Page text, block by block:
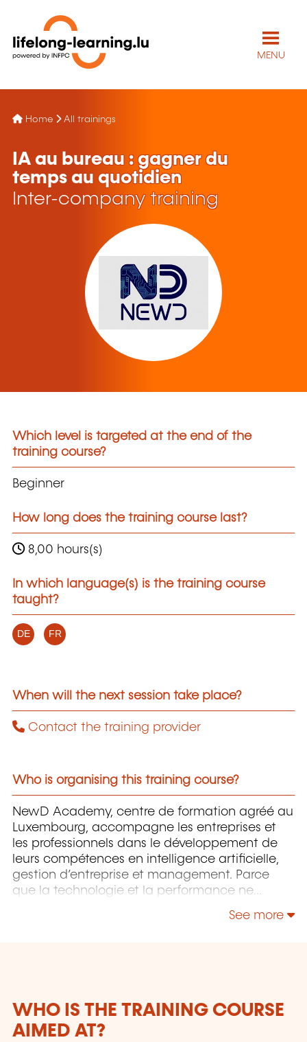
MENU
Home All trainings
IA au bureau : gagner du
temps au quotidien
Inter-company training
Which level is targeted at the end of the
training course?
Beginner
How long does the training course last?
8,00 hours(s)
In which language(s) is the training course
taught?
DE FR
When will the next session take place?
Contact the training provider
Who is organising this training course?
NewD Academy, centre de formation agréé au
Luxembourg, accompagne les entreprises et
les professionnels dans le développement de
leurs compétences en intelligence artificielle,
gestion d’entreprise et management. Parce
que la technologie et la performance ne
l’humain, NewD propose des formations qui
Rejoignez-nous pour une montée en
compétences efficace !
See more
WHO IS THE TRAINING COURSE
AIMED AT?